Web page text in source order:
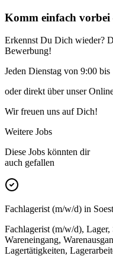
Komm einfach
Erkennst Du Dich wieder?
Bewerbung!
Jeden Dienstag von 9:00
oder direkt über unser
Wir freuen uns auf Dich!
Weitere Jobs
Diese Jobs könnten dir
auch gefallen
Fachlagerist (m/w/d) in Soest
Fachlagerist (m/w/d),
Wareneingang,
Lagertätigkeiten,